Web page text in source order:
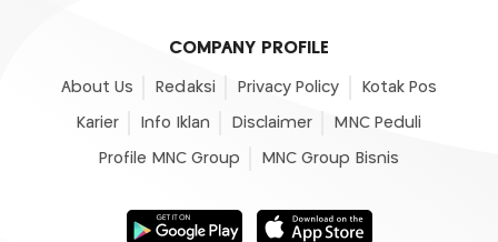
COMPANY PROFILE
About Us Redaksi Privacy Policy Kotak Pos
Karier Info Iklan Disclaimer MNC Peduli
Profile MNC Group MNC Group Bisnis